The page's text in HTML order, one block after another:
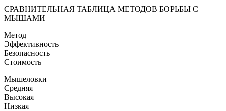
СРАВНИТЕЛЬНАЯ ТАБЛИЦА МЕТОДОВ БОРЬБЫ С
МЫШАМИ
Метод
Эффективность
Безопасность
Стоимость
Мышеловки
Средняя
Высокая
Низкая